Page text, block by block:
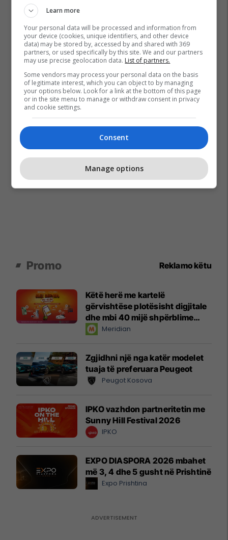
Promo Reklamo këtu
Këtë herë me kartelë
gërvishtëse plotësisht digjitale
dhe mbi 40 mijë shpërblime
instant!Meridian
Zgjidhni një nga katër modelet
tuaja të preferuara Peugeot
Peugot Kosova
IPKO vazhdon partneritetin me
Sunny Hill Festival 2026
IPKO
EXPO DIASPORA 2026 mbahet
më 3, 4 dhe 5 gusht në Prishtinë
Expo Prishtina
Learn more
Your personal data will be processed and information from
your device (cookies, unique identifiers, and other device
data) may be stored by, accessed by and shared with 369
partners, or used specifically by this site. We and our partners
may use precise geolocation data. List of partners.
Some vendors may process your personal data on the basis
of legitimate interest, which you can object to by managing
your options below. Look for a link at the bottom of this page
or in the site menu to manage or withdraw consent in privacy
and cookie settings.
Consent
Manage options